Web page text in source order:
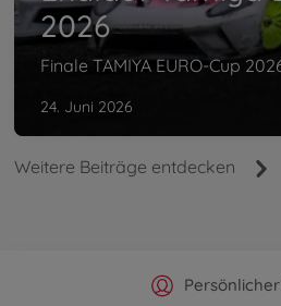
2026
Finale TAMIYA EURO-Cup
24. Juni 2026
Weitere Beiträge entdecken
Offizieller
Schnelle